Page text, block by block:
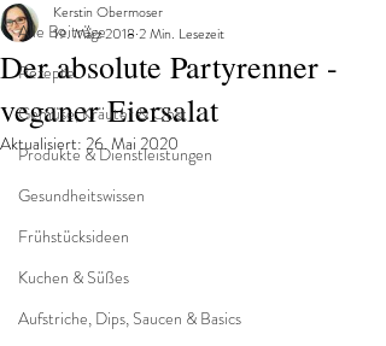
Alle Beiträge
Rezepte
Gemüse, Kräuter & Obst
Produkte & Dienstleistungen
Gesundheitswissen
Frühstücksideen
Kuchen & Süßes
Aufstriche, Dips, Saucen & Basics
Der absolute Partyrenner -
veganer Eiersalat
Kerstin Obermoser
19. März 2018 2 Min. Lesezeit
Aktualisiert: 26. Mai 2020